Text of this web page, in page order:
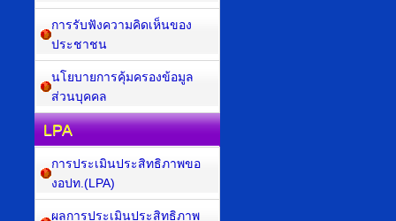
การรับฟังความคิดเห็นของ
ประชาชน
นโยบายการคุ้มครองข้อมูล
ส่วนบุคคล
LPA
การประเมินประสิทธิภาพขอ
งอปท.(LPA)
ผลการประเมินประสิทธิภาพ